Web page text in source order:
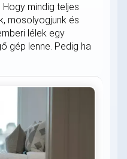
mindig teljes
mosolyogjunk és
lélek egy
gép lenne. Pedig ha